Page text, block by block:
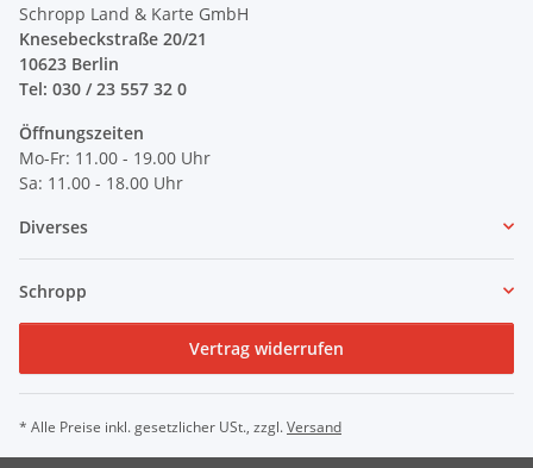
Schropp Land & Karte GmbH
Knesebeckstraße 20/21
10623 Berlin
Tel: 030 / 23 557 32 0
Öffnungszeiten
Mo-Fr: 11.00 - 19.00 Uhr
Sa: 11.00 - 18.00 Uhr
Diverses
Schropp
Vertrag widerrufen
* Alle Preise inkl. gesetzlicher USt., zzgl.Versand